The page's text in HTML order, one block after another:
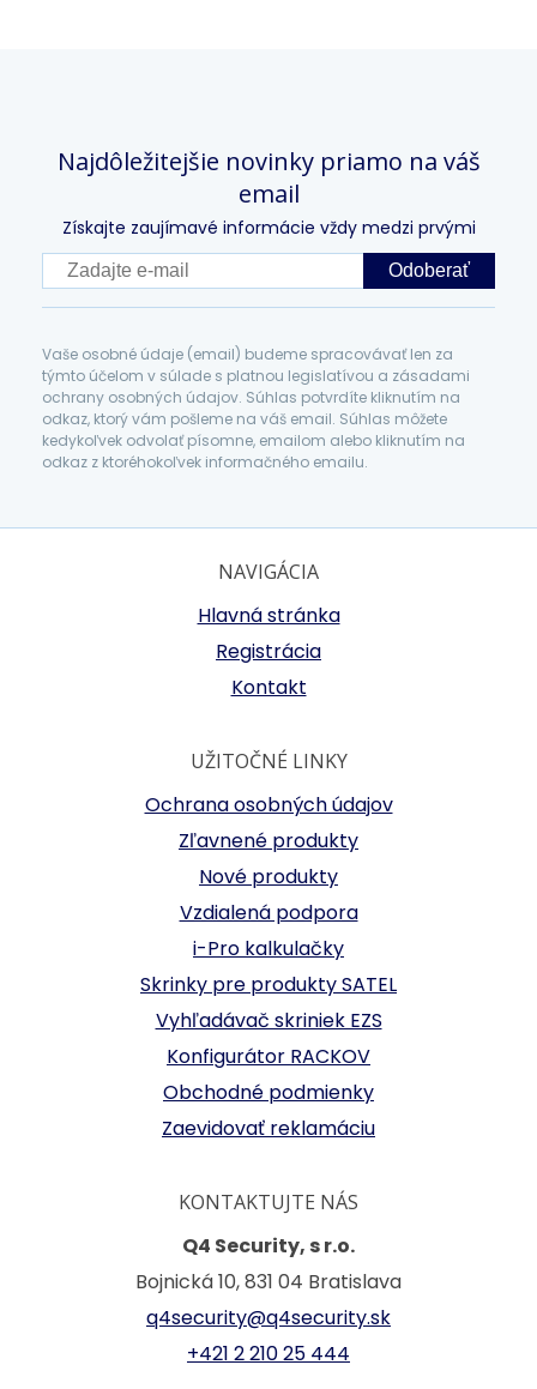
Najdôležitejšie novinky priamo na váš
email
Získajte zaujímavé informácie vždy medzi prvými
Odoberať
Vaše osobné údaje (email) budeme spracovávať len za
týmto účelom v súlade s platnou legislatívou a zásadami
ochrany osobných údajov. Súhlas potvrdíte kliknutím na
odkaz, ktorý vám pošleme na váš email. Súhlas môžete
kedykoľvek odvolať písomne, emailom alebo kliknutím na
odkaz z ktoréhokoľvek informačného emailu.
NAVIGÁCIA
Hlavná stránka
Registrácia
Kontakt
UŽITOČNÉ LINKY
Ochrana osobných údajov
Zľavnené produkty
Nové produkty
Vzdialená podpora
i-Pro kalkulačky
Skrinky pre produkty SATEL
Vyhľadávač skriniek EZS
Konfigurátor RACKOV
Obchodné podmienky
Zaevidovať reklamáciu
KONTAKTUJTE NÁS
Q4 Security, s r.o.
Bojnická 10, 831 04 Bratislava
q4security@q4security.sk
+421 2 210 25 444